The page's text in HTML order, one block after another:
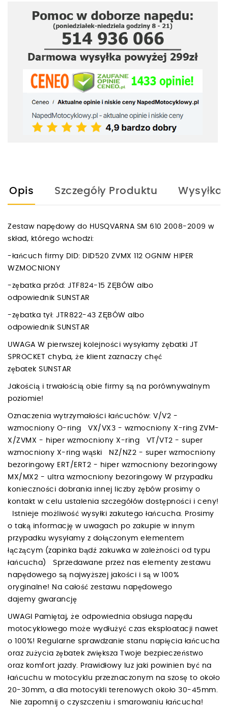
Opis Szczegóły Produktu Wysyłka
Zestaw napędowy do HUSQVARNA SM 610 2008-2009 w
skład, którego wchodzi:
-łańcuch firmy DID: DID520 ZVMX 112 OGNIW HIPER
WZMOCNIONY
-zębatka przód: JTF824-15 ZĘBÓW albo
odpowiednik SUNSTAR
-zębatka tył: JTR822-43 ZĘBÓW albo
odpowiednik SUNSTAR
UWAGA W pierwszej kolejności wysyłamy zębatki JT
SPROCKET chyba, że klient zaznaczy chęć
zębatek SUNSTAR
Jakością i trwałością obie firmy są na porównywalnym
poziomie!
Oznaczenia wytrzymałości łańcuchów: V/V2 -
wzmocniony O-ring VX/VX3 - wzmocniony X-ring ZVM-
X/ZVMX - hiper wzmocniony X-ring VT/VT2 - super
wzmocniony X-ring wąski NZ/NZ2 - super wzmocniony
bezoringowy ERT/ERT2 - hiper wzmocniony bezoringowy
MX/MX2 - ultra wzmocniony bezoringowy W przypadku
konieczności dobrania innej liczby zębów prosimy o
kontakt w celu ustalenia szczegółów dostępności i ceny!
Istnieje możliwość wysyłki zakutego łańcucha. Prosimy
o taką informację w uwagach po zakupie w innym
przypadku wysyłamy z dołączonym elementem
łączącym (zapinka bądź zakuwka w zależności od typu
łańcucha) Sprzedawane przez nas elementy zestawu
napędowego są najwyższej jakości i są w 100%
oryginalne! Na całość zestawu napędowego
dajemy gwarancję
UWAGI Pamiętaj, że odpowiednia obsługa napędu
motocyklowego może wydłużyć czas eksploatacji nawet
o 100%! Regularne sprawdzanie stanu napięcia łańcucha
oraz zużycia zębatek zwiększa Twoje bezpieczeństwo
oraz komfort jazdy. Prawidłowy luz jaki powinien być na
łańcuchu w motocyklu przeznaczonym na szosę to około
20-30mm, a dla motocykli terenowych około 30-45mm.
Nie zapomnij o czyszczeniu i smarowaniu łańcucha!